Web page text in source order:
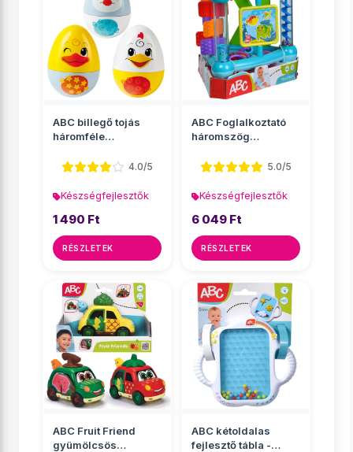
ABC billegő tojás
háromféle
Toys
4.0/5
Készségfejlesztők
1 490 Ft
RÉSZLETEK
ABC Foglalkoztató
háromszög
Toys
5.0/5
Készségfejlesztők
6 049 Ft
RÉSZLETEK
ABC Fruit Friend
gyümölcsös
ABC kétoldalas
fejlesztő tábla -